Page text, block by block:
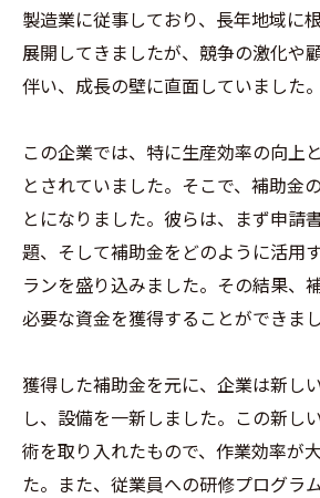
製造業に従事しており、長年地域に
展開してきましたが、競争の激化や
伴い、成長の壁に直面していました。
この企業では、特に生産効率の向上
とされていました。そこで、補助金
とになりました。彼らは、まず申請
題、そして補助金をどのように活用
ランを盛り込みました。その結果、
必要な資金を獲得することができまし
獲得した補助金を元に、企業は新し
し、設備を一新しました。この新し
術を取り入れたもので、作業効率が
た。また、従業員への研修プログラ